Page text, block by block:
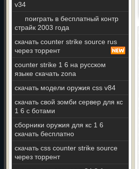
v34
поиграть в бесплатный контр
страйк 2003 года
скачать counter strike source rus
через торрент
counter strike 1 6 на русском
языке скачать zona
скачать модели оружия css v84
скачать свой зомби сервер для кс
1 6 с ботами
сборники оружия для кс 1 6
скачать бесплатно
скачать css counter strike source
через торрент